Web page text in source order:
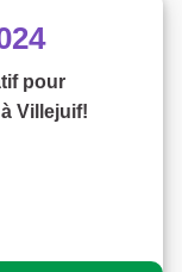
pour
Villejuif!